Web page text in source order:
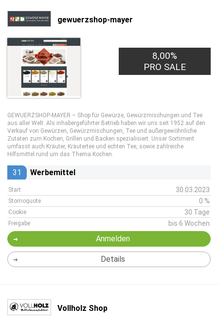
gewuerzshop-mayer
8,00%
PRO SALE
GEWUERZSHOP-MAYER – Shop für Gewürze, Gewürzmischungen und Tee
aus aller Welt. Als inhabergeführter Betrieb haben wir uns seit 1952 auf den
Verkauf von Gewürzen, Gewürzmischungen, Tee und außergewöhnliche
Zutaten zum Kochen, Grillen und Backen spezialisiert. Unser Sortiment
umfasst auch Kräuter, Kräutertee und echten Tee, sowie zahlreiche
Hilfsmittel rund um das Thema Kochen.
31 Werbemittel
Start 30.03.2023
Stornoquote 0 %
Cookie 30 Tage
Freigabe bis 6 Wochen
Anmelden
Details
Vollholz Shop